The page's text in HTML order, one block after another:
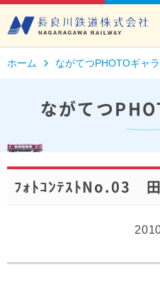
ホーム ながてつPHOTOギャ
ながてつ
ﾌｫﾄｺﾝﾃｽﾄNo.03